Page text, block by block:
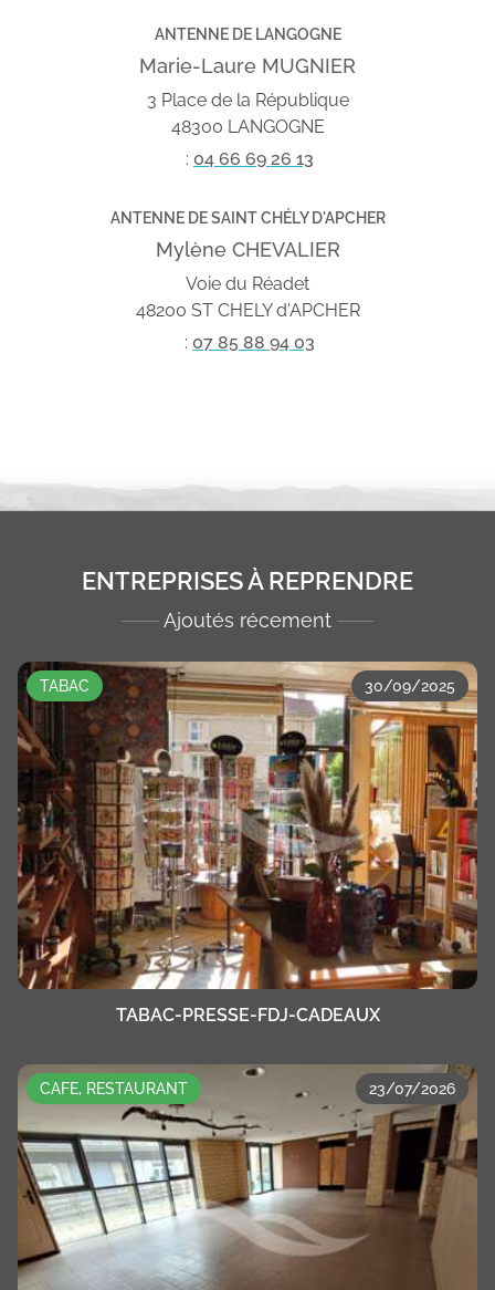
ANTENNE DE LANGOGNE
Marie-Laure MUGNIER
3 Place de la République
48300 LANGOGNE
: 04 66 69 26 13
ANTENNE DE SAINT CHÉLY D'APCHER
Mylène CHEVALIER
Voie du Réadet
48200 ST CHELY d'APCHER
: 07 85 88 94 03
ENTREPRISES À REPRENDRE
Ajoutés récement
TABAC 30/09/2025
TABAC-PRESSE-FDJ-CADEAUX
CAFE, RESTAURANT 23/07/2026